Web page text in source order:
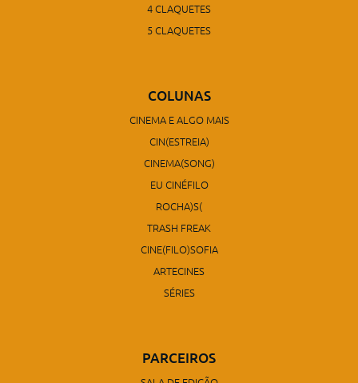
4 CLAQUETES
5 CLAQUETES
COLUNAS
CINEMA E ALGO MAIS
CIN(ESTREIA)
CINEMA(SONG)
EU CINÉFILO
ROCHA)S(
TRASH FREAK
CINE(FILO)SOFIA
ARTECINES
SÉRIES
PARCEIROS